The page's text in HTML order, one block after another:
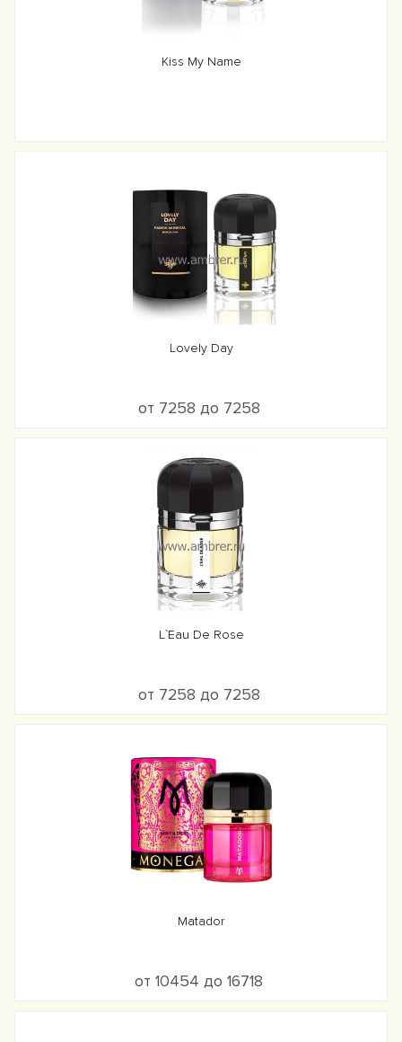
Kiss My Name
Lovely Day
от 7258 до 7258
L`Eau De Rose
от 7258 до 7258
Matador
от 10454 до 16718